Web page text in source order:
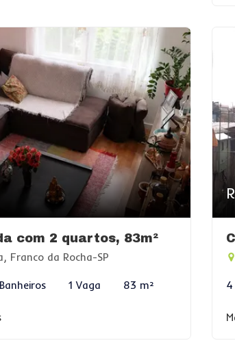
com 2 quartos, 83m²
Franco da Rocha-SP
1 Vaga 83 m²